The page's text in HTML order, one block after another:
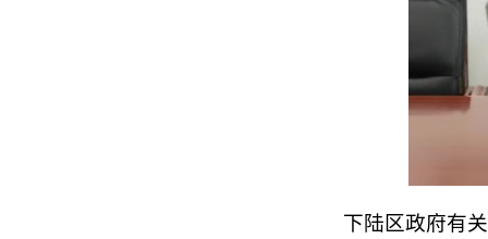
下陆区政府有